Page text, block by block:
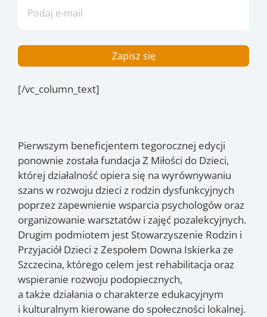
[/vc_column_text]
Pierwszym beneficjentem tegorocznej edycji
ponownie została fundacja Z Miłości do Dzieci,
której działalność opiera się na wyrównywaniu
szans w rozwoju dzieci z rodzin dysfunkcyjnych
poprzez zapewnienie wsparcia psychologów oraz
organizowanie warsztatów i zajęć pozalekcyjnych.
Drugim podmiotem jest Stowarzyszenie Rodzin i
Przyjaciół Dzieci z Zespołem Downa Iskierka ze
Szczecina, którego celem jest rehabilitacja oraz
wspieranie rozwoju podopiecznych,
a także działania o charakterze edukacyjnym
i kulturalnym kierowane do społeczności lokalnej.